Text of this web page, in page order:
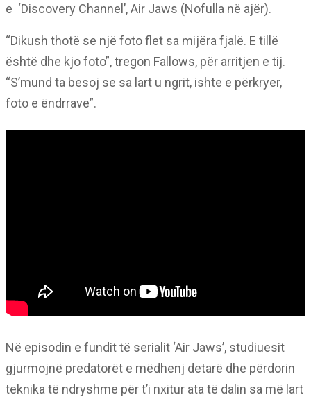
e ‘Discovery Channel’, Air Jaws (Nofulla në ajër).
“Dikush thotë se një foto flet sa mijëra fjalë. E tillë
është dhe kjo foto”, tregon Fallows, për arritjen e tij.
“S’mund ta besoj se sa lart u ngrit, ishte e përkryer,
foto e ëndrrave”.
Në episodin e fundit të serialit ‘Air Jaws’, studiuesit
gjurmojnë predatorët e mëdhenj detarë dhe përdorin
teknika të ndryshme për t’i nxitur ata të dalin sa më lart